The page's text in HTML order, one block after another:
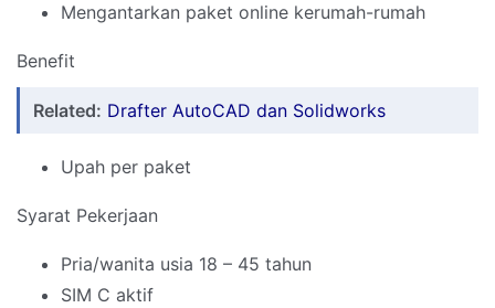
Mengantarkan paket online kerumah-rumah
Benefit
Related: Drafter AutoCAD dan Solidworks
Upah per paket
Syarat Pekerjaan
Pria/wanita usia 18 – 45 tahun
SIM C aktif